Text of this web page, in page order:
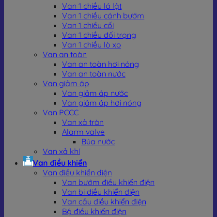
liệu luôn đáng tin cậy.
Vận hành ổn định:Hoạt động bền bỉ trong môi
trường nhiệt độ, áp suất cao mà không bị rung lắc
ảnh hưởng.
Đa ứng dụng:Thích hợp cho nhiều hệ thống hơi
trong nhà máy nhiệt điện, dệt nhuộm, thực phẩm,
hóa chất…
Chi phí tối ưu:Ít phải bảo trì, tuổi thọ dài, giúp tiết
kiệm đáng kể chi phí vận hành.
Van 1 chiều lá lật
Van 1 chiều cánh bướm
Van 1 chiều cối
Van 1 chiều đối trọng
Van 1 chiều lò xo
Van an toàn
Van an toàn hơi nóng
Van an toàn nước
Van giảm áp
Van giảm áp nước
Van giảm áp hơi nóng
Van PCCC
Van xả tràn
Alarm valve
Búa nước
Van xả khí
Van điều khiển
Van điều khiển điện
Van bướm điều khiển điện
Van bi điều khiển điện
Van cầu điều khiển điện
Bộ điều khiển điện